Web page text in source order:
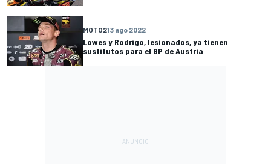
MOTO213 ago 2022
Lowes y Rodrigo, lesionados, ya tienen
sustitutos para el GP de Austria